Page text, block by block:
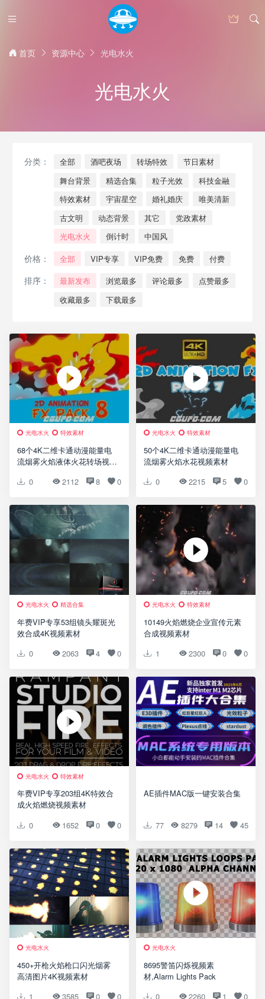
首页 资源中心 光电水火
光电水火
分类： 全部 酒吧夜场 转场特效
节日素材
舞台背景
精选合集 粒子光效
科技金融
特效素材
宇宙星空 婚礼婚庆
唯美清新
古文明
动态背景 其它
党政素材
光电水火
倒计时 中国风
价格： 全部 VIP专享 VIP免费 免费 付费
排序： 最新发布 浏览最多 评论最多
点赞最多
收藏最多
下载最多
光电水火 特效素材
68个4K二维卡通动漫能量电
流烟雾火焰液体火花转场视频
0
2112 8 0
光电水火
特效素材
50个4K二维卡通动漫能量电
流烟雾火焰水花视频素材
0
2215 5 0
光电水火 精选合集
年费VIP专享53组镜头耀斑光
效合成4K视频素材
0
2063 4 0
光电水火 特效素材
10149火焰燃烧企业宣传元素
合成视频素材
1
2300 0 0
光电水火 特效素材
年费VIP专享203组4K特效合
成火焰燃烧视频素材
0
1652 0 0
AE插件MAC版一键安装合集
77 8279 14 45
光电水火
450+开枪火焰枪口闪光烟雾
高清图片4K视频素材
1
3585 0 0
光电水火
8695警笛闪烁视频素
材,Alarm Lights Pack
0
2260 1 0